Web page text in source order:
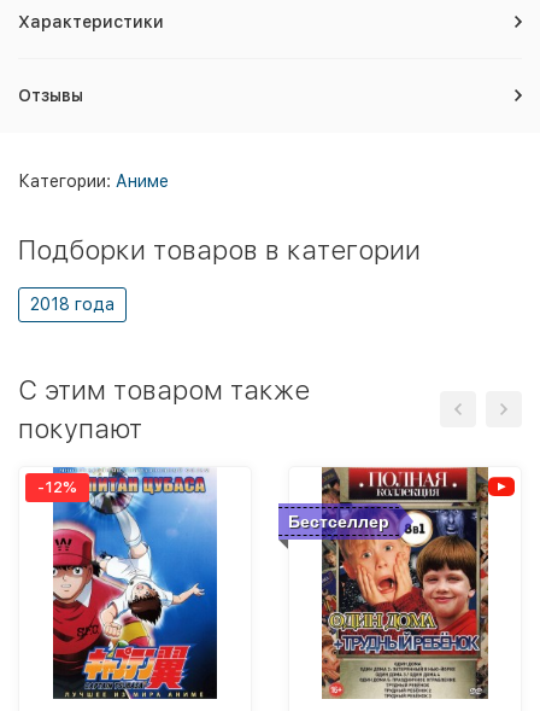
Характеристики
Отзывы
Категории: Аниме
Подборки товаров в категории
2018 года
C этим товаром также
покупают
-12%
Бестселлер